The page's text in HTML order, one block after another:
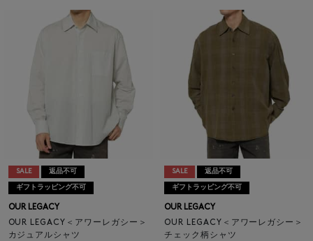
SALE 返品不可
ギフトラッピング不可
OUR LEGACY
OUR LEGACY＜アワーレガシー＞
カジュアルシャツ
SALE 返品不可
ギフトラッピング不可
OUR LEGACY
OUR LEGACY＜アワーレガシー＞
チェック柄シャツ